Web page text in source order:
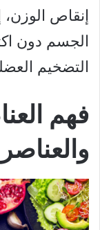
إنقاص
الجسم دون
التضخيم
فهم